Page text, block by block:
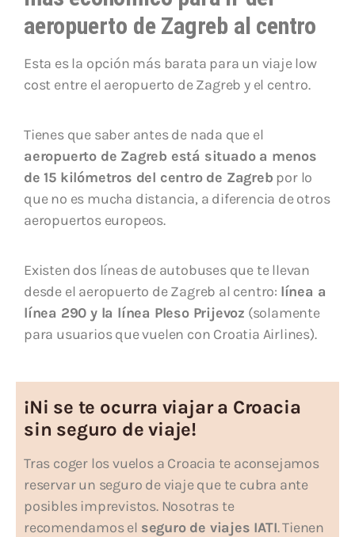
aeropuerto de Zagreb al centro
Esta es la opción más barata para un viaje low
cost entre el aeropuerto de Zagreb y el centro.
Tienes que saber antes de nada que el
aeropuerto de Zagreb está situado a menos
de 15 kilómetros del centro de Zagreb por lo
que no es mucha distancia, a diferencia de otros
aeropuertos europeos.
Existen dos líneas de autobuses que te llevan
desde el aeropuerto de Zagreb al centro: línea a
línea 290 y la línea Pleso Prijevoz (solamente
para usuarios que vuelen con Croatia Airlines).
¡Ni se te ocurra viajar a Croacia
sin seguro de viaje!
Tras coger los vuelos a Croacia te aconsejamos
reservar un seguro de viaje que te cubra ante
posibles imprevistos. Nosotras te
recomendamos el seguro de viajes IATI. Tienen